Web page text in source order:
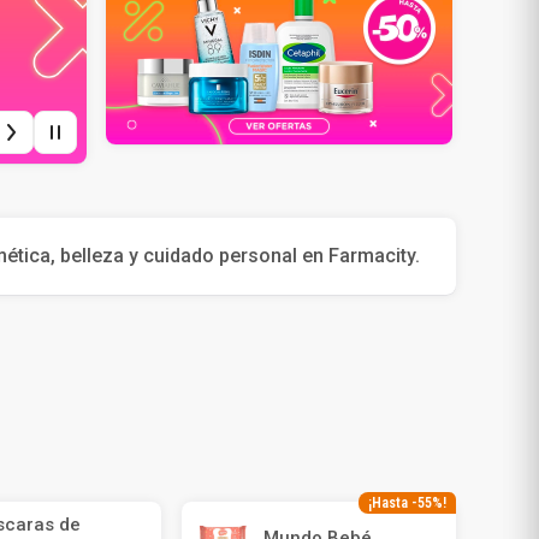
Rollos De Cocina y Servilletas
Descartables
belleza y cuidado personal en Farmacity.
de
¡Hasta -55%!